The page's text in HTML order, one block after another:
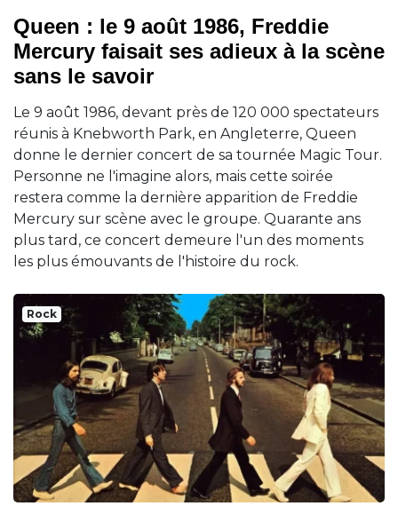
Queen : le 9 août 1986, Freddie
Mercury faisait ses adieux à la scène
sans le savoir
Le 9 août 1986, devant près de 120 000 spectateurs
réunis à Knebworth Park, en Angleterre, Queen
donne le dernier concert de sa tournée Magic Tour.
Personne ne l'imagine alors, mais cette soirée
restera comme la dernière apparition de Freddie
Mercury sur scène avec le groupe. Quarante ans
plus tard, ce concert demeure l'un des moments
les plus émouvants de l'histoire du rock.
Rock